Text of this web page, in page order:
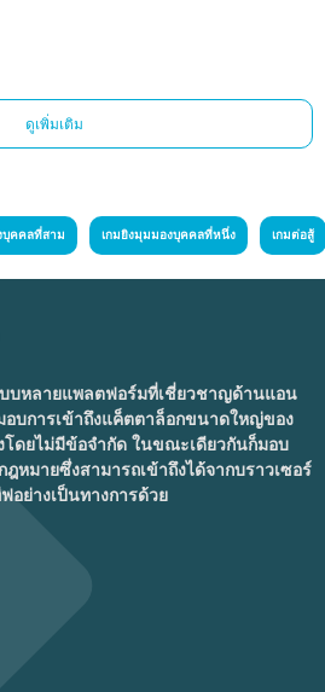
ดูเพิ่มเติม
บุคคลที่สาม เกมยิงมุมมองบุคคลที่หนึ่ง เกมต่อสู้
บหลายแพลตฟอร์มที่เชี่ยวชาญด้านแอน
อบการเข้าถึงแค็ตตาล็อกขนาดใหญ่ของ
โดยไม่มีข้อจำกัด ในขณะเดียวกันก็มอบ
หมายซึ่งสามารถเข้าถึงได้จากบราวเซอร์
อย่างเป็นทางการด้วย